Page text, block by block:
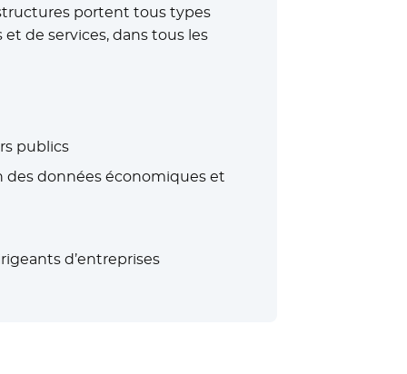
portent tous types
de services, dans tous les
publics
des données économiques et
d’entreprises